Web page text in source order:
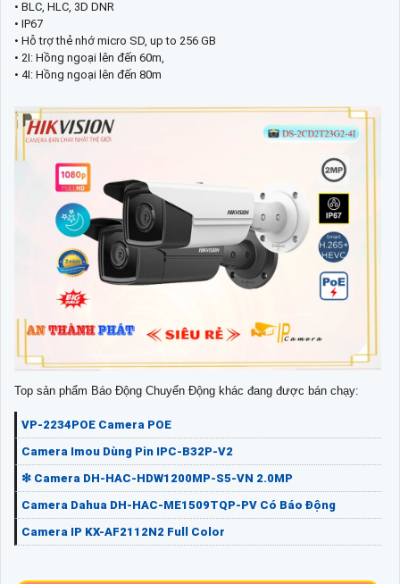
• BLC, HLC, 3D DNR
• IP67
• Hỗ trợ thẻ nhớ micro SD, up to 256 GB
• 2I: Hồng ngoại lên đến 60m,
• 4I: Hồng ngoại lên đến 80m
Top sản phẩm Báo Động Chuyển Động khác đang được bán chạy:
VP-2234POE Camera POE
Camera Imou Dùng Pin IPC-B32P-V2
❇ Camera DH-HAC-HDW1200MP-S5-VN 2.0MP
Camera Dahua DH-HAC-ME1509TQP-PV Có Báo Động
Camera IP KX-AF2112N2 Full Color